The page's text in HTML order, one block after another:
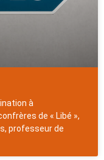
à
de « Libé »,
professeur de